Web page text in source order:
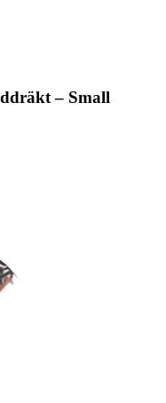
– Small